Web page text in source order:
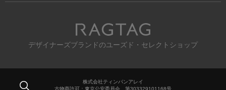
RAGTAG
デザイナーズブランドのユーズド・セレクトショップ
株式会社ティンパンアレイ